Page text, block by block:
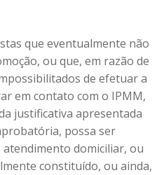
que eventualmente não
ou que, em razão de
de efetuar a
em contato com o IPMM,
justificativa apresentada
possa ser
domiciliar, ou
constituído, ou ainda,